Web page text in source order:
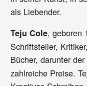
als Liebender.
Teju Cole, geboren
Schriftsteller,
Bücher, darunter
zahlreiche Preise.